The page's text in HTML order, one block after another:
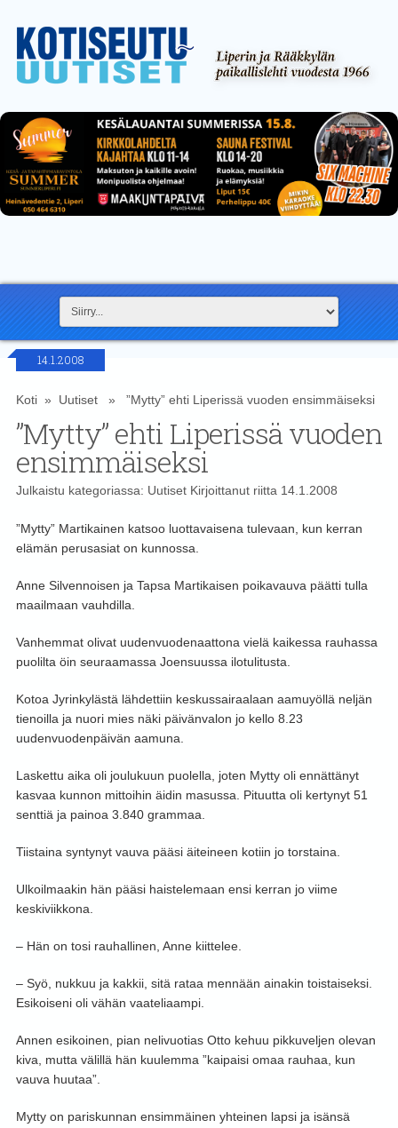
14.1.2008
Koti» Uutiset» ”Mytty” ehti Liperissä vuoden ensimmäiseksi
”Mytty” ehti Liperissä vuoden
ensimmäiseksi
Julkaistu kategoriassa: UutisetKirjoittanut riitta14.1.2008
”Mytty” Martikainen katsoo luottavaisena tulevaan, kun kerran
elämän perusasiat on kunnossa.
Anne Silvennoisen ja Tapsa Martikaisen poikavauva päätti tulla
maailmaan vauhdilla.
Vanhemmat olivat uudenvuodenaattona vielä kaikessa rauhassa
puolilta öin seuraamassa Joensuussa ilotulitusta.
Kotoa Jyrinkylästä lähdettiin keskussairaalaan aamuyöllä neljän
tienoilla ja nuori mies näki päivänvalon jo kello 8.23
uudenvuodenpäivän aamuna.
Laskettu aika oli joulukuun puolella, joten Mytty oli ennättänyt
kasvaa kunnon mittoihin äidin masussa. Pituutta oli kertynyt 51
senttiä ja painoa 3.840 grammaa.
Tiistaina syntynyt vauva pääsi äiteineen kotiin jo torstaina.
Ulkoilmaakin hän pääsi haistelemaan ensi kerran jo viime
keskiviikkona.
– Hän on tosi rauhallinen, Anne kiittelee.
– Syö, nukkuu ja kakkii, sitä rataa mennään ainakin toistaiseksi.
Esikoiseni oli vähän vaateliaampi.
Annen esikoinen, pian nelivuotias Otto kehuu pikkuveljen olevan
kiva, mutta välillä hän kuulemma ”kaipaisi omaa rauhaa, kun
vauva huutaa”.
Mytty on pariskunnan ensimmäinen yhteinen lapsi ja isänsä